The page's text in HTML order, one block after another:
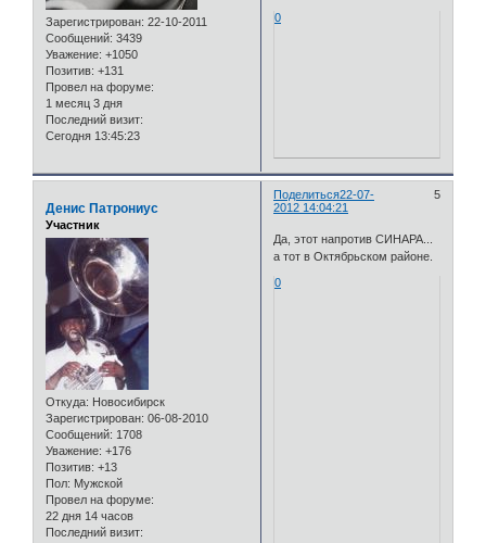
Зарегистрирован: 22-10-2011
Сообщений: 3439
Уважение: +1050
Позитив: +131
Провел на форуме:
1 месяц 3 дня
Последний визит:
Сегодня 13:45:23
0
Поделиться 5
22-07-
2012 14:04:21
Денис Патрониус
Участник
Откуда: Новосибирск
Зарегистрирован: 06-08-2010
Сообщений: 1708
Уважение: +176
Позитив: +13
Пол: Мужской
Провел на форуме:
22 дня 14 часов
Последний визит:
Да, этот напротив СИНАРА...
а тот в Октябрьском районе.
0